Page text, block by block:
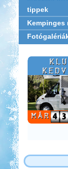
tippek
Kempinges